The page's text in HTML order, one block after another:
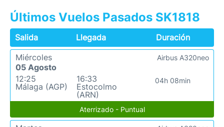
Últimos Vuelos Pasados SK1818
Salida Llegada
Duración
Miércoles
05 Agosto
12:25
Málaga (AGP)
16:33
Estocolmo
(ARN)
04h 08min
Airbus A320neo
Aterrizado - Puntual